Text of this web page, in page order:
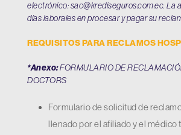
electrónico:sac@krediseguros.com.ec. La
días laborales en procesar y pagar su
REQUISITOS PARA RECLAMOS
*Anexo:FORMULARIO DE
DOCTORS
Formulario de solicitud de
llenado por el afiliado y el médico